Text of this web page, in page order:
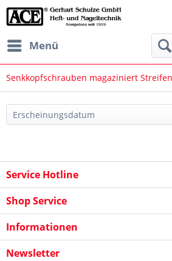
Menü
Senkkopfschrauben magaziniert Streifen
Service Hotline
Shop Service
Informationen
Newsletter